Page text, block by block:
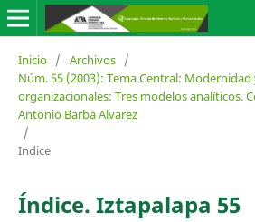
Inicio / Archivos /
Núm. 55 (2003): Tema Central:
organizacionales: Tres modelos analíticos.
Antonio Barba Alvarez
/
Indice
Índice. Iztapalapa 55